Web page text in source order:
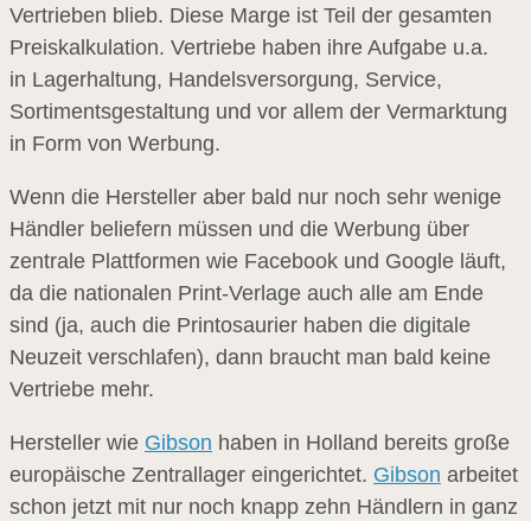
Vertrieben blieb. Diese Marge ist Teil der gesamten
Preiskalkulation. Vertriebe haben ihre Aufgabe u.a.
in Lagerhaltung, Handelsversorgung, Service,
Sortimentsgestaltung und vor allem der Vermarktung
in Form von Werbung.
Wenn die Hersteller aber bald nur noch sehr wenige
Händler beliefern müssen und die Werbung über
zentrale Plattformen wie Facebook und Google läuft,
da die nationalen Print-Verlage auch alle am Ende
sind (ja, auch die Printosaurier haben die digitale
Neuzeit verschlafen), dann braucht man bald keine
Vertriebe mehr.
Hersteller wie Gibson haben in Holland bereits große
europäische Zentrallager eingerichtet. Gibson arbeitet
schon jetzt mit nur noch knapp zehn Händlern in ganz